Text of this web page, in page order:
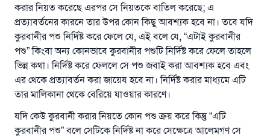
করার নিয়ত করেছে এরপর সে নিয়তকে বাতিল করেছে; এ
প্রত্যাবর্তনের কারনে তার উপর কোন কিছু আবশ্যক হবে না। তবে যদি
কুরবানীর পশু নির্দিষ্ট করে ফেলে যে, এই বলে যে, “এটাই কুরবানীর
পশু” কিংবা অন্য কোনভাবে কুরবানীর পশুটি নির্দিষ্ট করে ফেলে তাহলে
ভিন্ন কথা। নির্দিষ্ট করে ফেললে সে পশু জবাই করা আবশ্যক হবে এবং
এর থেকে প্রত্যাবর্তন করা জায়েয হবে না। নির্দিষ্ট করার মাধ্যমে এটি
তার মালিকানা থেকে বেরিয়ে যাওয়ার কারণে।
যদি কেউ কুরবানী করার নিয়তে কোন পশু ক্রয় করে কিন্তু “এটি
কুরবানীর পশু” বলে সেটিকে নির্দিষ্ট না করে সেক্ষেত্রে আলেমগণ সে